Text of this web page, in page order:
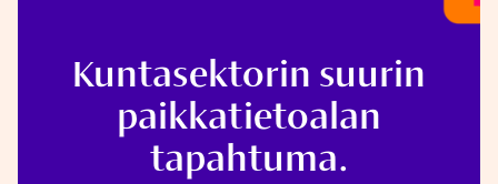
Kuntasektorin suurin
paikkatietoalan
tapahtuma.